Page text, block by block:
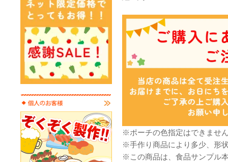
※ポーチの色指定はできませ
※手作り商品により多少、形
※この商品は、食品サンプル